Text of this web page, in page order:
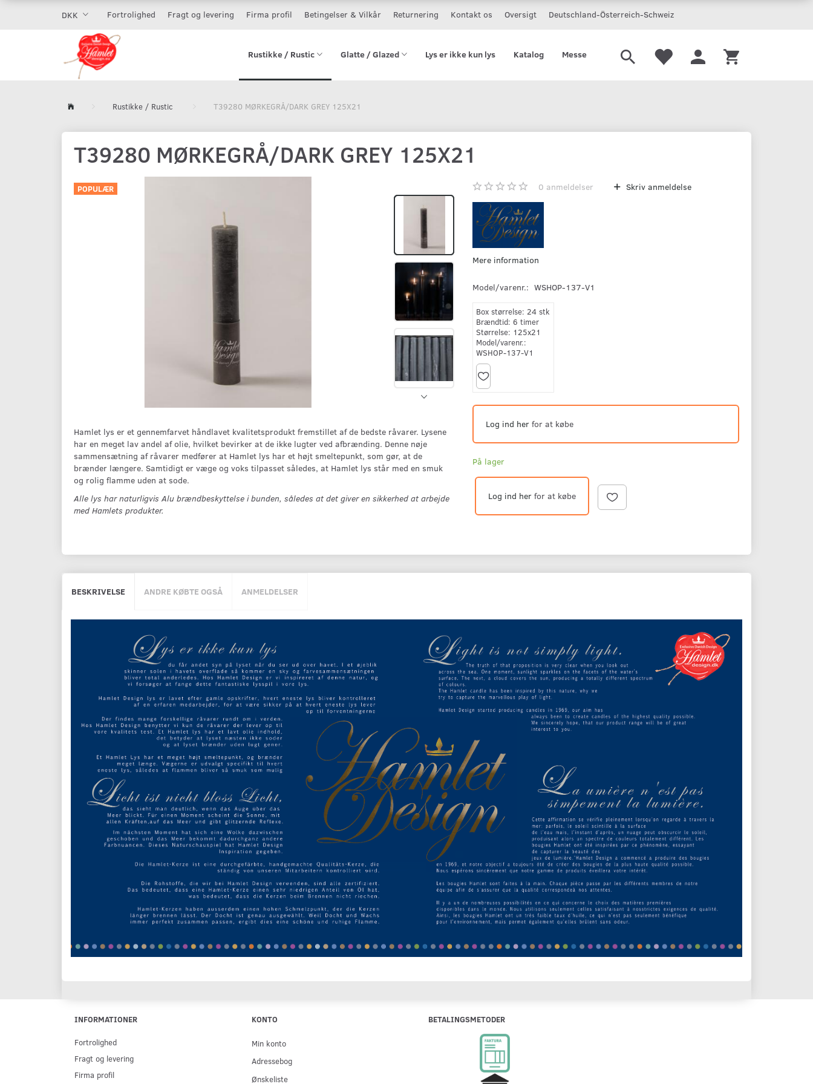
DKK Fortrolighed Fragt og levering Firma profil Betingelser & Vilkår Returnering Kontakt os Oversigt Deutschland-Österreich-Schweiz
Rustikke / Rustic Glatte / Glazed Lys er ikke kun lys Katalog Messe
Rustikke / Rustic T39280 MØRKEGRÅ/DARK GREY 125X21
T39280 MØRKEGRÅ/DARK GREY 125X21
POPULÆR
Hamlet lys er et gennemfarvet håndlavet kvalitetsprodukt fremstillet af de bedste råvarer. Lysene
har en meget lav andel af olie, hvilket bevirker at de ikke lugter ved afbrænding. Denne nøje
sammensætning af råvarer medfører at Hamlet lys har et højt smeltepunkt, som gør, at de
brænder længere. Samtidigt er væge og voks tilpasset således, at Hamlet lys står med en smuk
og rolig flamme uden at sode.
Alle lys har naturligvis Alu brændbeskyttelse i bunden, således at det giver en sikkerhed at arbejde
med Hamlets produkter.
0 anmeldelser Skriv anmeldelse
Mere information
Model/varenr.: WSHOP-137-V1
Box størrelse: 24 stk
Brændtid:6 timer
Størrelse: 125x21
Model/varenr.:
WSHOP-137-V1
Log ind her for at købe
På lager
Log ind her for at købe
BESKRIVELSE ANDRE KØBTE OGSÅ ANMELDELSER
INFORMATIONER
Fortrolighed
Fragt og levering
Firma profil
KONTO
Min konto
Adressebog
Ønskeliste
BETALINGSMETODER